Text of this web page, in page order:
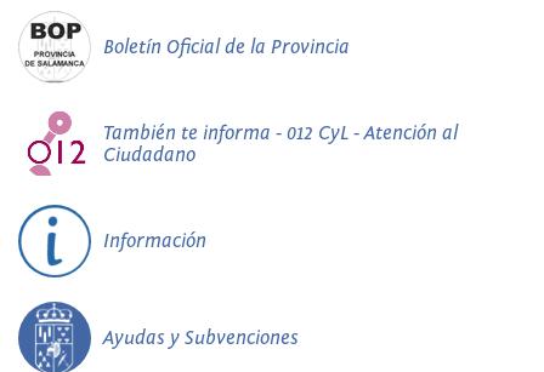
Boletín Oficial de la Provincia
También te informa - 012 CyL - Atención al
Ciudadano
Información
Ayudas y Subvenciones